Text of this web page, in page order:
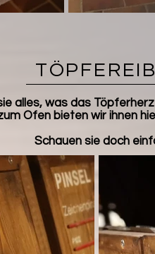
alles, was das
Ofen bieten wir ihnen
Schauen sie doch